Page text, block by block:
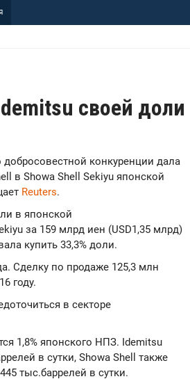
своей доли
конкуренции дала
в Showa Shell Sekiyu японской
Reuters.
в японской
за 159 млрд иен (USD1,35 млрд)
купить 33,3% доли.
Сделку по продаже 125,3 млн
году.
в секторе
1,8% японского НПЗ. Idemitsu
в сутки, Showa Shell также
тыс.баррелей в сутки.